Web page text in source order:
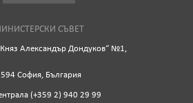
СЪВЕТ
Александър Дондуков“ №1,
София, България
(+359 2) 940 29 99